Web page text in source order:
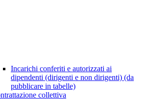
Incarichi conferiti e autorizzati ai
dipendenti (dirigenti e non dirigenti) (da
pubblicare in tabelle)
collettiva